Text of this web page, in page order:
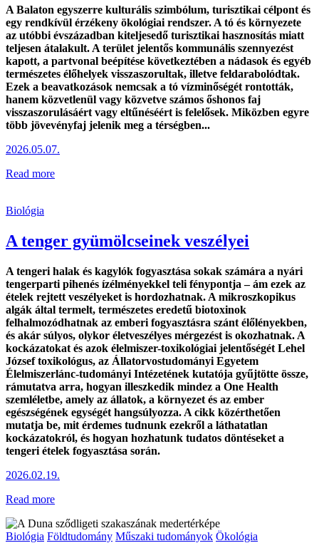
A Balaton egyszerre kulturális szimbólum, turisztikai célpont és
egy rendkívül érzékeny ökológiai rendszer. A tó és környezete
az utóbbi évszázadban kiteljesedő turisztikai hasznosítás miatt
teljesen átalakult. A terület jelentős kommunális szennyezést
kapott, a partvonal beépítése következtében a nádasok és egyéb
természetes élőhelyek visszaszorultak, illetve feldarabolódtak.
Ezek a beavatkozások nemcsak a tó vízminőségét rontották,
hanem közvetlenül vagy közvetve számos őshonos faj
visszaszorulásáért vagy eltűnéséért is felelősek. Miközben egyre
több jövevényfaj jelenik meg a térségben...
2026.05.07.
Read more
Biológia
A tenger gyümölcseinek veszélyei
A tengeri halak és kagylók fogyasztása sokak számára a nyári
tengerparti pihenés ízélményekkel teli fénypontja – ám ezek az
ételek rejtett veszélyeket is hordozhatnak. A mikroszkopikus
algák által termelt, természetes eredetű biotoxinok
felhalmozódhatnak az emberi fogyasztásra szánt élőlényekben,
és akár súlyos, olykor életveszélyes mérgezést is okozhatnak. A
kockázatokat és azok élelmiszer-toxikológiai jelentőségét Lehel
József toxikológus, az Állatorvostudományi Egyetem
Élelmiszerlánc-tudományi Intézetének kutatója gyűjtötte össze,
rámutatva arra, hogyan illeszkedik mindez a One Health
szemléletbe, amely az állatok, a környezet és az ember
egészségének egységét hangsúlyozza. A cikk közérthetően
mutatja be, mit érdemes tudnunk ezekről a láthatatlan
kockázatokról, és hogyan hozhatunk tudatos döntéseket a
tengeri ételek fogyasztása során.
2026.02.19.
Read more
Biológia Földtudomány Műszaki tudományok Ökológia